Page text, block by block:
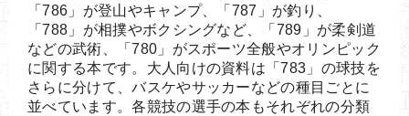
「786」が登山やキャンプ、「787」が釣り、
「788」が相撲やボクシングなど、「789」が柔剣道
などの武術、「780」がスポーツ全般やオリンピック
に関する本です。大人向けの資料は「783」の球技を
さらに分けて、バスケやサッカーなどの種目ごとに
並べています。各競技の選手の本もそれぞれの分類